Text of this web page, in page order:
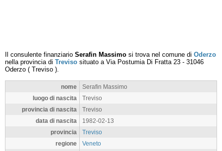
Il consulente finanziario Serafin Massimo si trova nel comune di Oderzo
nella provincia di Treviso situato a Via Postumia Di Fratta 23 - 31046
Oderzo ( Treviso ).
nome
Serafin Massimo
luogo di nascita
Treviso
provincia di nascita
Treviso
data di nascita
1982-02-13
provincia
Treviso
regione
Veneto